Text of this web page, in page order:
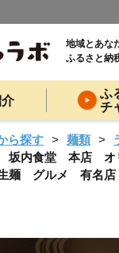
地域とあな
ふるさと納
ふ
チ
ら探す 麺類
坂内食堂 本店 オ
グルメ 有名店